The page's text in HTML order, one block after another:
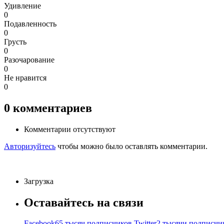
Удивление
0
Подавленность
0
Грусть
0
Разочарование
0
Не нравится
0
0 комментариев
Комментарии отсутствуют
Авторизуйтесь чтобы можно было оставлять комментарии.
Загрузка
Оставайтесь на связи